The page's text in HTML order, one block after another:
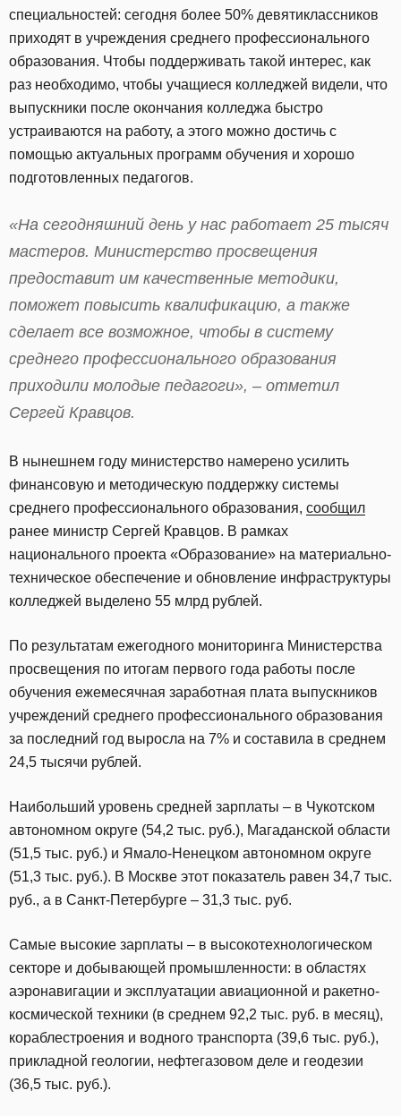
специальностей: сегодня более 50% девятиклассников
приходят в учреждения среднего профессионального
образования. Чтобы поддерживать такой интерес, как
раз необходимо, чтобы учащиеся колледжей видели, что
выпускники после окончания колледжа быстро
устраиваются на работу, а этого можно достичь с
помощью актуальных программ обучения и хорошо
подготовленных педагогов.
«На сегодняшний день у нас работает 25 тысяч
мастеров. Министерство просвещения
предоставит им качественные методики,
поможет повысить квалификацию, а также
сделает все возможное, чтобы в систему
среднего профессионального образования
приходили молодые педагоги», – отметил
Сергей Кравцов.
В нынешнем году министерство намерено усилить
финансовую и методическую поддержку системы
среднего профессионального образования, сообщил
ранее министр Сергей Кравцов. В рамках
национального проекта «Образование» на материально-
техническое обеспечение и обновление инфраструктуры
колледжей выделено 55 млрд рублей.
По результатам ежегодного мониторинга Министерства
просвещения по итогам первого года работы после
обучения ежемесячная заработная плата выпускников
учреждений среднего профессионального образования
за последний год выросла на 7% и составила в среднем
24,5 тысячи рублей.
Наибольший уровень средней зарплаты – в Чукотском
автономном округе (54,2 тыс. руб.), Магаданской области
(51,5 тыс. руб.) и Ямало-Ненецком автономном округе
(51,3 тыс. руб.). В Москве этот показатель равен 34,7 тыс.
руб., а в Санкт-Петербурге – 31,3 тыс. руб.
Самые высокие зарплаты – в высокотехнологическом
секторе и добывающей промышленности: в областях
аэронавигации и эксплуатации авиационной и ракетно-
космической техники (в среднем 92,2 тыс. руб. в месяц),
кораблестроения и водного транспорта (39,6 тыс. руб.),
прикладной геологии, нефтегазовом деле и геодезии
(36,5 тыс. руб.).